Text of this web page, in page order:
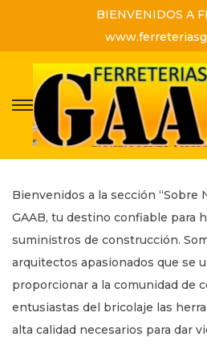
BIENVENIDOS A
a
l
a
l
Bienvenidos a la sección “Sobre
GAAB, tu destino confiable para
suministros de construcción.
arquitectos apasionados que se
proporcionar a la comunidad de
entusiastas del bricolaje las
alta calidad necesarios para dar